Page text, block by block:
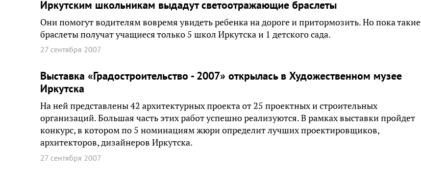
Иркутским школьникам выдадут светоотражающие браслеты
Они помогут водителям вовремя увидеть ребенка на дороге и притормозить. Но пока такие
браслеты получат учащиеся только 5 школ Иркутска и 1 детского сада.
27 сентября 2007
Выставка «Градостроительство - 2007» открылась в Художественном музее
Иркутска
На ней представлены 42 архитектурных проекта от 25 проектных и строительных
организаций. Большая часть этих работ успешно реализуются. В рамках выставки пройдет
конкурс, в котором по 5 номинациям жюри определит лучших проектировщиков,
архитекторов, дизайнеров Иркутска.
27 сентября 2007